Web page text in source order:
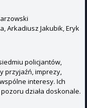
Arkadiusz Jakubik, Eryk
policjantów,
przyjaźń, imprezy,
interesy. Ich
działa doskonale.